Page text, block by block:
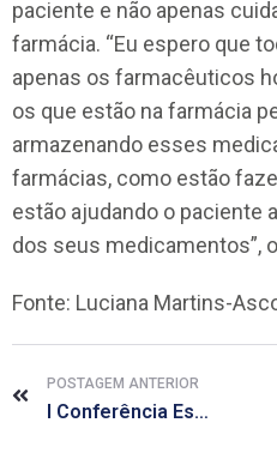
paciente e não apenas
farmácia. “Eu espero que
apenas os farmacêuticos
os que estão na farmácia
armazenando esses
farmácias, como estão
estão ajudando o paciente
dos seus medicamentos”,
Fonte: Luciana Martins-
POSTAGEM ANTERIOR
I Conferência Estadual de Saúde da Mulher conta com a participação de farmacêuticos